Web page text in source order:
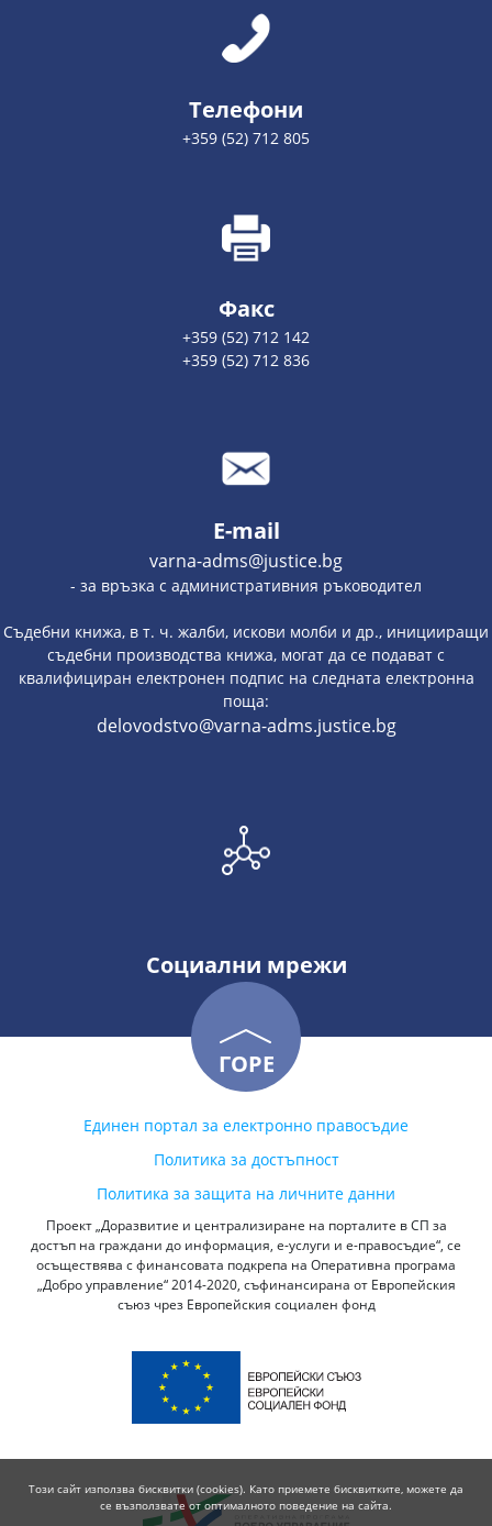
Телефони
+359 (52) 712 805
Факс
+359 (52) 712 142
+359 (52) 712 836
E-mail
varna-adms@justice.bg
- за връзка с административния ръководител
Съдебни книжа, в т. ч. жалби, искови молби и др., иницииращи
съдебни производства книжа, могат да се подават с
квалифициран електронен подпис на следната електронна
поща:
delovodstvo@varna-adms.justice.bg
Социални мрежи
ГОРЕ
Единен портал за електронно правосъдие
Политика за достъпност
Политика за защита на личните данни
Проект „Доразвитие и централизиране на порталите в СП за
достъп на граждани до информация, е-услуги и е-правосъдие“, се
осъществява с финансовата подкрепа на Оперативна програма
„Добро управление“ 2014-2020, съфинансирана от Европейския
съюз чрез Европейския социален фонд
Този сайт използва бисквитки (cookies). Като приемете бисквитките, можете да
се възползвате от оптималното поведение на сайта.